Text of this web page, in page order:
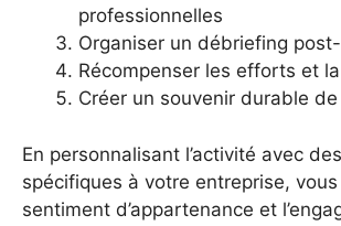
professionnelles
Organiser un débriefing
Récompenser les efforts et
Créer un souvenir durable de
En personnalisant l’activité avec
spécifiques à votre entreprise,
sentiment d’appartenance et